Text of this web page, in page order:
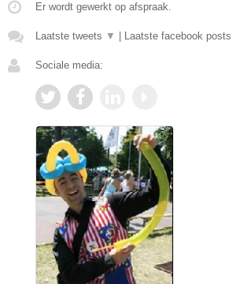
Er wordt gewerkt op afspraak.
Laatste tweets ▼ Laatste facebook posts
Sociale media: